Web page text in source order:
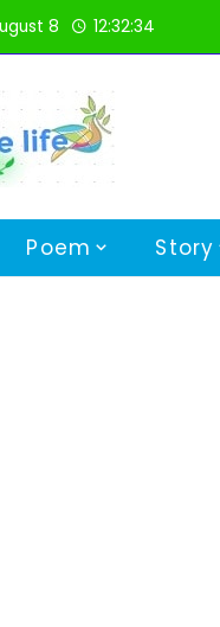
8 12:32:35
Poem Story